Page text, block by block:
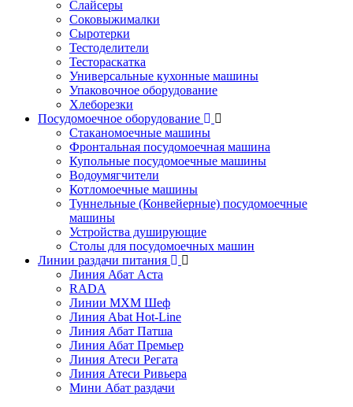
Слайсеры
Соковыжималки
Сыротерки
Тестоделители
Тестораскатка
Универсальные кухонные машины
Упаковочное оборудование
Хлеборезки
Посудомоечное оборудование
Стаканомоечные машины
Фронтальная посудомоечная машина
Купольные посудомоечные машины
Водоумягчители
Котломоечные машины
Туннельные (Конвейерные) посудомоечные
машины
Устройства душирующие
Столы для посудомоечных машин
Линии раздачи питания
Линия Абат Аста
RADA
Линии МХМ Шеф
Линия Abat Hot-Line
Линия Абат Патша
Линия Абат Премьер
Линия Атеси Регата
Линия Атеси Ривьера
Мини Абат раздачи